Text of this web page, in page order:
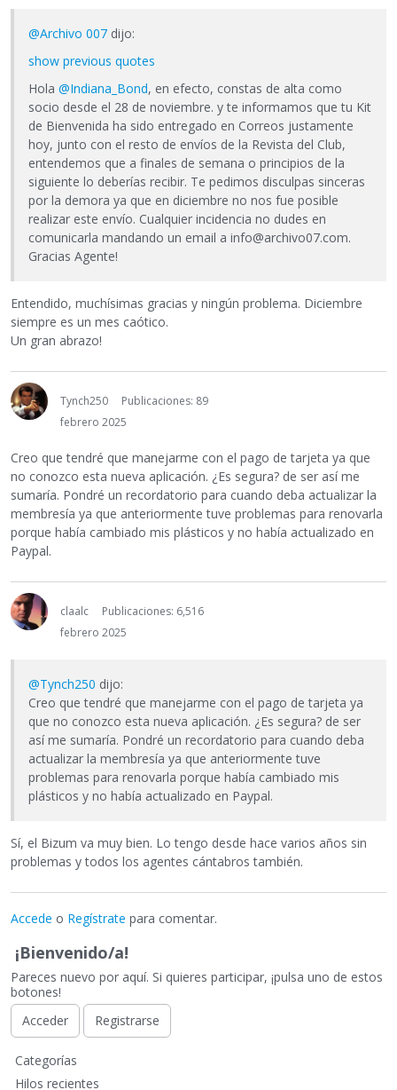
@Archivo 007 dijo:
show previous quotes
Hola @Indiana_Bond, en efecto, constas de alta como
socio desde el 28 de noviembre. y te informamos que tu Kit
de Bienvenida ha sido entregado en Correos justamente
hoy, junto con el resto de envíos de la Revista del Club,
entendemos que a finales de semana o principios de la
siguiente lo deberías recibir. Te pedimos disculpas sinceras
por la demora ya que en diciembre no nos fue posible
realizar este envío. Cualquier incidencia no dudes en
comunicarla mandando un email a info@archivo07.com.
Gracias Agente!
Entendido, muchísimas gracias y ningún problema. Diciembre
siempre es un mes caótico.
Un gran abrazo!
Tynch250
Publicaciones: 89
febrero 2025
Creo que tendré que manejarme con el pago de tarjeta ya que
no conozco esta nueva aplicación. ¿Es segura? de ser así me
sumaría. Pondré un recordatorio para cuando deba actualizar la
membresía ya que anteriormente tuve problemas para renovarla
porque había cambiado mis plásticos y no había actualizado en
Paypal.
claalc
Publicaciones: 6,516
febrero 2025
@Tynch250 dijo:
Creo que tendré que manejarme con el pago de tarjeta ya
que no conozco esta nueva aplicación. ¿Es segura? de ser
así me sumaría. Pondré un recordatorio para cuando deba
actualizar la membresía ya que anteriormente tuve
problemas para renovarla porque había cambiado mis
plásticos y no había actualizado en Paypal.
Sí, el Bizum va muy bien. Lo tengo desde hace varios años sin
problemas y todos los agentes cántabros también.
Accede o Regístrate para comentar.
¡Bienvenido/a!
Pareces nuevo por aquí. Si quieres participar, ¡pulsa uno de estos
botones!
Acceder
Registrarse
E
n
Categorías
Hilos recientes